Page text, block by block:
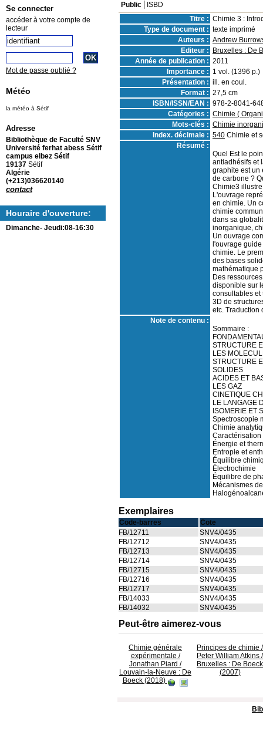
Public
ISBD
Titre : Chimie 3 :
Type de document : texte imprimé
Auteurs : Andrew
Editeur :
Bruxelles : De
Année de publication : 2011
Importance : 1 vol. (1396 p.)
Présentation : ill. en coul.
Format : 27,5 cm
ISBN/ISSN/EAN : 978-2-8041-
Catégories : Chimie (
Mots-clés : Chimie
Index. décimale : 540 Chimie et
Résumé :
Quel Est le
antiadhésifs et
graphite est un
de carbone ?
Chimie3
L'ouvrage
en chimie. Un
chimie
dans sa
inorganique,
Un ouvrage
l'ouvrage
chimie. Le
des bases
mathématique
Des
disponible sur
consultables et
3D de
etc. Traduction
Note de contenu :
Sommaire :
STRUCTURE
LES
STRUCTURE
SOLIDES
ACIDES ET
LES GAZ
CINETIQUE
LE LANGAGE
ISOMERIE ET
Spectroscopie
Chimie
Énergie et
Entropie et
Équilibre
Électrochimie
Équilibre de
Mécanismes
Exemplaires
Code-barres
Cote
FB/12711
SNV4/0435
FB/12712
SNV4/0435
FB/12713
SNV4/0435
FB/12714
SNV4/0435
FB/12715
SNV4/0435
FB/12716
SNV4/0435
FB/12717
SNV4/0435
FB/14033
SNV4/0435
FB/14032
SNV4/0435
Peut-être aimerez-vous
Chimie générale
expérimentale /
Jonathan Piard /
Louvain-la-Neuve : De
Boeck (2018)
Principes de chimie /
Peter William Atkins /
Bruxelles : De Boeck
(2007)
Se connecter
accéder à votre compte de
lecteur
Mot de passe oublié ?
Météo
la météo à Sétif
Adresse
Bibliothèque de Faculté SNV
Université ferhat abess Sétif
campus elbez Sétif
19137 Sétif
Algérie
(+213)036620140
contact
Houraire d'ouverture:
Dimanche- Jeudi:08-16:30